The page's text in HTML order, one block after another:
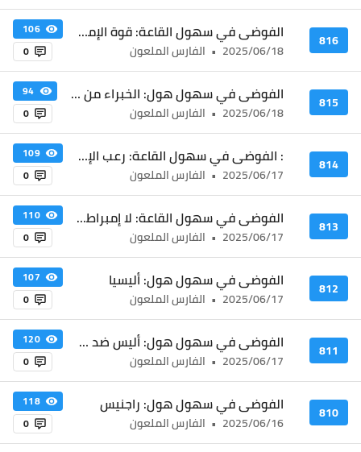
816 الفوضى في سهول القاعة: قوة الإمبراطور بلا إله
2025/06/18
• الفارس الملعون
106
0
815 الفوضى في سهول هول: الخبراء من العالم الفرعي
2025/06/18
• الفارس الملعون
94
0
814 : الفوضى في سهول القاعة: رعب الإمبراطور بلا إله
2025/06/17
• الفارس الملعون
109
0
813 الفوضى في سهول القاعة: لا إمبراطور إلهي
2025/06/17
• الفارس الملعون
110
0
812 الفوضى في سهول هول: أليسيا
2025/06/17
• الفارس الملعون
107
0
811 الفوضى في سهول هول: أليس ضد راجنيس
2025/06/17
• الفارس الملعون
120
0
810 الفوضى في سهول هول: راجنيس
2025/06/16
• الفارس الملعون
118
0